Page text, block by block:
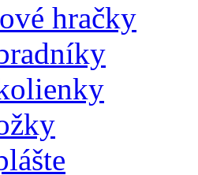
hračky